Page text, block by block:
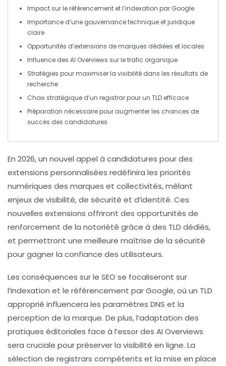
Impact sur leréférencement et l’indexation par Google
Importance d’une gouvernancetechnique et juridique
claire
Opportunités d’extensions de marques dédiées et locales
Influence des AI Overviews sur le trafic organique
Stratégies pour maximiser la visibilité dans les résultats de
recherche
Choix stratégique d’un registrarpour un TLD efficace
Préparation nécessaire pour augmenter les chances de
succès des candidatures
En 2026, un nouvel appel à candidatures pour des
extensions personnalisées redéfinira les priorités
numériques des marques et collectivités, mêlant
enjeux de visibilité, de sécurité et d’identité. Ces
nouvelles extensions offriront des opportunités de
renforcement de la notoriété grâce à des TLD dédiés,
et permettront une meilleure maîtrise de la sécurité
pour gagner la confiance des utilisateurs.
Les conséquences sur le SEO se focaliseront sur
l’indexation et le référencement par Google, où un TLD
approprié influencera les paramètres DNS et la
perception de la marque. De plus, l’adaptation des
pratiques éditoriales face à l’essor des AI Overviews
sera cruciale pour préserver la visibilité en ligne. La
sélection de registrars compétents et la mise en place